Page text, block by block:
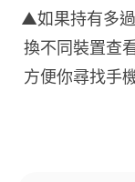
▲如果持有多
換不同裝置查
方便你尋找手